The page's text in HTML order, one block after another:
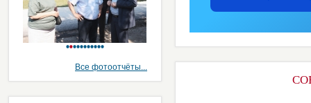
Все фотоотчёты...